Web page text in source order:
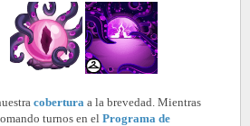
cobertura a la brevedad. Mientras
turnos en el Programa de